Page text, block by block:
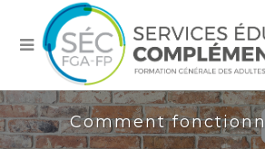
Comment